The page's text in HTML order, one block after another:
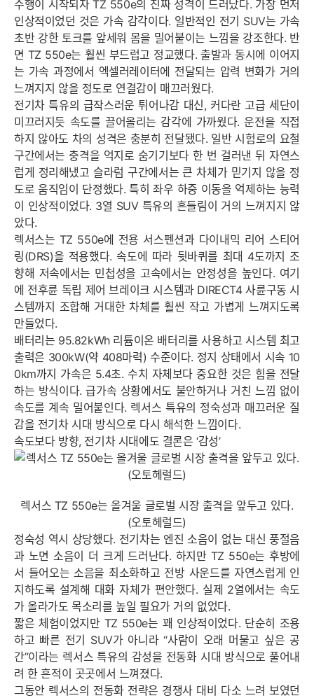
주행이 시작되자 TZ 550e의 진짜 성격이 드러났다. 가장 먼저
인상적이었던 것은 가속 감각이다. 일반적인 전기 SUV는 가속
초반 강한 토크를 앞세워 몸을 밀어붙이는 느낌을 강조한다. 반
면 TZ 550e는 훨씬 부드럽고 정교했다. 출발과 동시에 이어지
는 가속 과정에서 엑셀러레이터에 전달되는 압력 변화가 거의
느껴지지 않을 정도로 연결감이 매끄러웠다.
전기차 특유의 급작스러운 튀어나감 대신, 커다란 고급 세단이
미끄러지듯 속도를 끌어올리는 감각에 가까웠다. 운전을 직접
하지 않아도 차의 성격은 충분히 전달됐다. 일반 시험로의 요철
구간에서는 충격을 억지로 숨기기보다 한 번 걸러낸 뒤 자연스
럽게 정리해냈고 슬라럼 구간에서는 큰 차체가 믿기지 않을 정
도로 움직임이 단정했다. 특히 좌우 하중 이동을 억제하는 능력
이 인상적이었다. 3열 SUV 특유의 흔들림이 거의 느껴지지 않
았다.
렉서스는 TZ 550e에 전용 서스펜션과 다이내믹 리어 스티어
링(DRS)을 적용했다. 속도에 따라 뒷바퀴를 최대 4도까지 조
향해 저속에서는 민첩성을 고속에서는 안정성을 높인다. 여기
에 전후륜 독립 제어 브레이크 시스템과 DIRECT4 사륜구동 시
스템까지 조합해 거대한 차체를 훨씬 작고 가볍게 느껴지도록
만들었다.
배터리는 95.82kWh 리튬이온 배터리를 사용하고 시스템 최고
출력은 300kW(약 408마력) 수준이다. 정지 상태에서 시속 10
0km까지 가속은 5.4초. 수치 자체보다 중요한 것은 힘을 전달
하는 방식이다. 급가속 상황에서도 불안하거나 거친 느낌 없이
속도를 계속 밀어붙인다. 렉서스 특유의 정숙성과 매끄러운 질
감을 전기차 시대 방식으로 다시 해석한 느낌이다.
속도보다 방향, 전기차 시대에도 결론은 ‘감성’
렉서스 TZ 550e는 올겨울 글로벌 시장 출격을 앞두고 있다.
(오토헤럴드)
정숙성 역시 상당했다. 전기차는 엔진 소음이 없는 대신 풍절음
과 노면 소음이 더 크게 드러난다. 하지만 TZ 550e는 후방에
서 들어오는 소음을 최소화하고 전방 사운드를 자연스럽게 인
지하도록 설계해 대화 자체가 편안했다. 실제 2열에서는 속도
가 올라가도 목소리를 높일 필요가 거의 없었다.
짧은 체험이었지만 TZ 550e는 꽤 인상적이었다. 단순히 조용
하고 빠른 전기 SUV가 아니라 “사람이 오래 머물고 싶은 공
간”이라는 렉서스 특유의 감성을 전동화 시대 방식으로 풀어내
려 한 흔적이 곳곳에서 느껴졌다.
그동안 렉서스의 전동화 전략은 경쟁사 대비 다소 느려 보였던